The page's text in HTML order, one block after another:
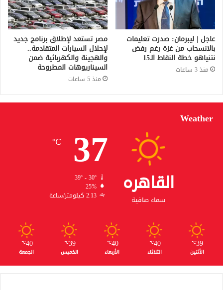
عاجل | ليبرمان: صدرت تعليمات
بالانسحاب من غزة رغم رفض
نتنياهو خطة النقاط الـ15
منذ 3 ساعات
مصر تستعد لإطلاق برنامج جديد
لإحلال السيارات المتقادمة..
والهجينة والكهربائية ضمن
السيناريوهات المطروحة
منذ 5 ساعات
Weather
القاهره
سماء صافية
37
℃
39º - 30º
25%
2.13 كيلومتر/ساعة
39
℃
الأثنين
40
℃
الثلاثاء
40
℃
الأربعاء
39
℃
الخميس
40
℃
الجمعة